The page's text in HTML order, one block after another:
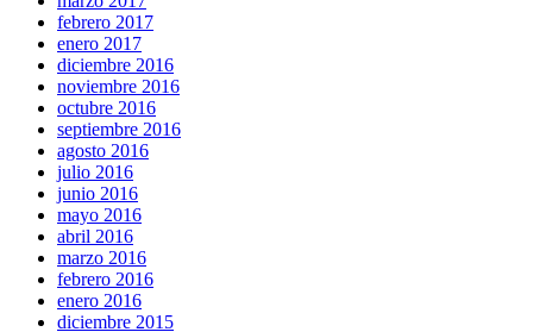
febrero 2017
enero 2017
diciembre 2016
noviembre 2016
octubre 2016
septiembre 2016
agosto 2016
julio 2016
junio 2016
mayo 2016
abril 2016
marzo 2016
febrero 2016
enero 2016
diciembre 2015